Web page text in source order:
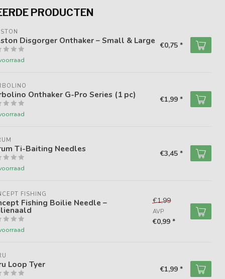
PRODUCTEN
Disgorger Onthaker – Small & Large €0,75 *
Onthaker G-Pro Series (1 pc) €1,99 *
Ti-Baiting Needles €3,45 *
FISHING
Fishing Boilie Needle – €1,99
AVP
€0,99 *
Loop Tyer €1,99 *